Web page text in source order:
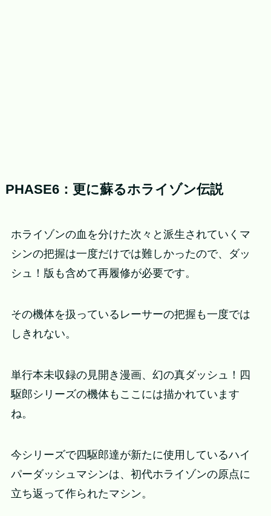
PHASE6：更に蘇るホライゾン伝説
ホライゾンの血を分けた次々と派生されていくマ
シンの把握は一度だけでは難しかったので、ダッ
シュ！版も含めて再履修が必要です。
その機体を扱っているレーサーの把握も一度では
しきれない。
単行本未収録の見開き漫画、幻の真ダッシュ！四
駆郎シリーズの機体もここには描かれています
ね。
今シリーズで四駆郎達が新たに使用しているハイ
パーダッシュマシンは、初代ホライゾンの原点に
立ち返って作られたマシン。